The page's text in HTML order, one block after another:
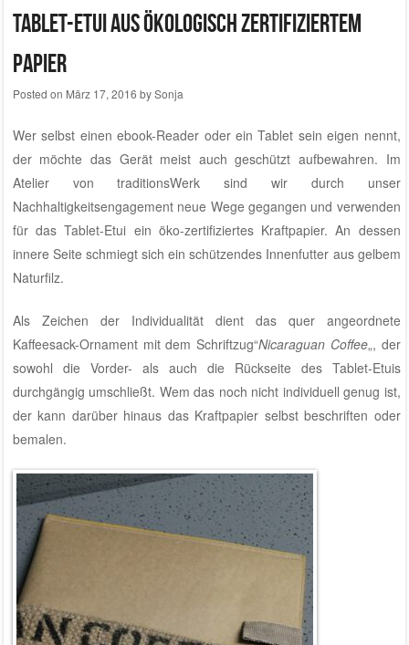
Tablet-Etui aus ökologisch zertifiziertem
Papier
Posted on März 17, 2016 bySonja
Wer selbst einen ebook-Reader oder ein Tablet sein eigen nennt,
der möchte das Gerät meist auch geschützt aufbewahren. Im
Atelier von traditionsWerk sind wir durch unser
Nachhaltigkeitsengagementneue Wege gegangen und verwenden
für das Tablet-Etui ein öko-zertifiziertes Kraftpapier. An dessen
innere Seite schmiegt sich ein schützendes Innenfutter aus gelbem
Naturfilz.
Als Zeichen der Individualität dient das quer angeordnete
Kaffeesack-Ornament mit dem Schriftzug“Nicaraguan Coffee„, der
sowohl die Vorder- als auch die Rückseite des Tablet-Etuis
durchgängig umschließt. Wem das noch nicht individuell genug ist,
der kann darüber hinaus das Kraftpapier selbst beschriften oder
bemalen.